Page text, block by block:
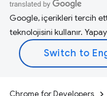
Google, içerikleri tercih
teknolojisini kullanır.
Chrome for Developers